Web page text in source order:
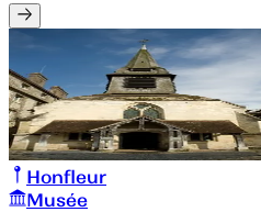
Honfleur
Musée